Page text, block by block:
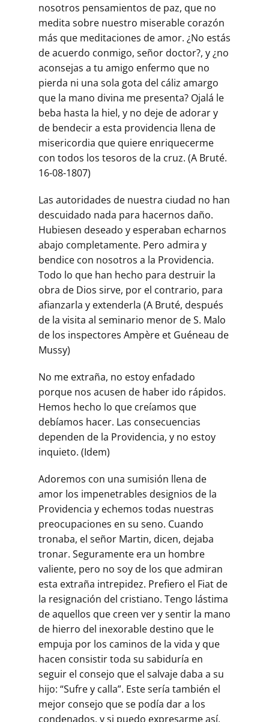
nosotros pensamientos de paz, que no
medita sobre nuestro miserable corazón
más que meditaciones de amor. ¿No estás
de acuerdo conmigo, señor doctor?, y ¿no
aconsejas a tu amigo enfermo que no
pierda ni una sola gota del cáliz amargo
que la mano divina me presenta? Ojalá le
beba hasta la hiel, y no deje de adorar y
de bendecir a esta providencia llena de
misericordia que quiere enriquecerme
con todos los tesoros de la cruz. (A Bruté.
16-08-1807)
Las autoridades de nuestra ciudad no han
descuidado nada para hacernos daño.
Hubiesen deseado y esperaban echarnos
abajo completamente. Pero admira y
bendice con nosotros a la Providencia.
Todo lo que han hecho para destruir la
obra de Dios sirve, por el contrario, para
afianzarla y extenderla (A Bruté, después
de la visita al seminario menor de S. Malo
de los inspectores Ampère et Guéneau de
Mussy)
No me extraña, no estoy enfadado
porque nos acusen de haber ido rápidos.
Hemos hecho lo que creíamos que
debíamos hacer. Las consecuencias
dependen de la Providencia, y no estoy
inquieto. (Idem)
Adoremos con una sumisión llena de
amor los impenetrables designios de la
Providencia y echemos todas nuestras
preocupaciones en su seno. Cuando
tronaba, el señor Martin, dicen, dejaba
tronar. Seguramente era un hombre
valiente, pero no soy de los que admiran
esta extraña intrepidez. Prefiero el Fiat de
la resignación del cristiano. Tengo lástima
de aquellos que creen ver y sentir la mano
de hierro del inexorable destino que le
empuja por los caminos de la vida y que
hacen consistir toda su sabiduría en
seguir el consejo que el salvaje daba a su
hijo: “Sufre y calla”. Este sería también el
mejor consejo que se podía dar a los
condenados, y si puedo expresarme así,